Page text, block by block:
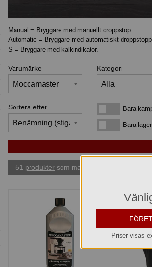
Manual = Bryggare med manuellt droppstop.
Automatic = Bryggare med automatiskt
S = Bryggare med kalkindikator.
Varumärke Kategori
Sortera efter Bara kampanjvaror
Bara
Bara lagervaror
Bara
51 produkter som matchar din sökning:
Priser visas